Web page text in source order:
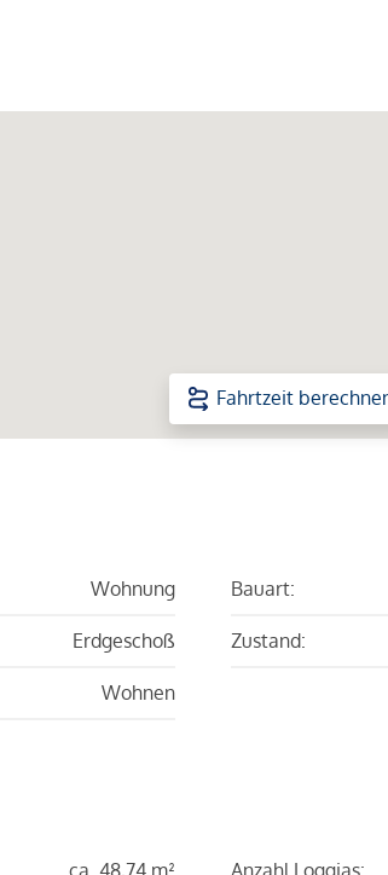
Fahrtzeit
Wohnung
Erdgeschoß
Wohnen
Bauart:
Zustand:
ca. 48,74 m² Anzahl Loggias: